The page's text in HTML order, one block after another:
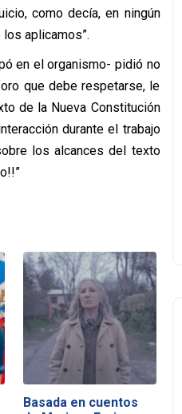
como decía, en ningún
aplicamos”.
en el organismo- pidió no
que debe respetarse, le
de la Nueva Constitución
durante el trabajo
los alcances del texto
Basada en cuentos